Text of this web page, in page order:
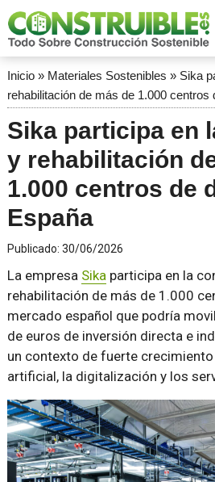
Inicio» Materiales Sostenibles » Sika
rehabilitación de más de 1.000 centros
Sika participa en
y rehabilitación
1.000 centros de
España
Publicado: 30/06/2026
La empresa Sikaparticipa en la
rehabilitación de más de 1.000
mercado español que podría
de euros de inversión directa e
un contexto de fuerte
artificial, la digitalización y los